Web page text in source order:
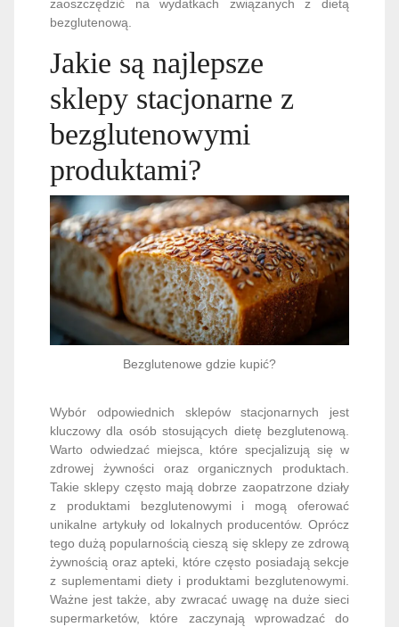
zaoszczędzić na wydatkach związanych z dietą
bezglutenową.
Jakie są najlepsze
sklepy stacjonarne z
bezglutenowymi
produktami?
Bezglutenowe gdzie kupić?
Wybór odpowiednich sklepów stacjonarnych jest
kluczowy dla osób stosujących dietę bezglutenową.
Warto odwiedzać miejsca, które specjalizują się w
zdrowej żywności oraz organicznych produktach.
Takie sklepy często mają dobrze zaopatrzone działy
z produktami bezglutenowymi i mogą oferować
unikalne artykuły od lokalnych producentów. Oprócz
tego dużą popularnością cieszą się sklepy ze zdrową
żywnością oraz apteki, które często posiadają sekcje
z suplementami diety i produktami bezglutenowymi.
Ważne jest także, aby zwracać uwagę na duże sieci
supermarketów, które zaczynają wprowadzać do